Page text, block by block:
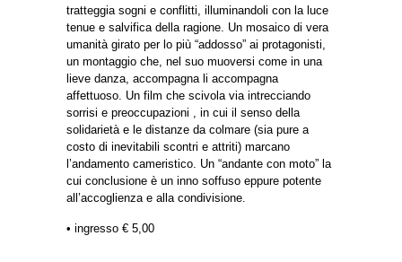
tratteggia sogni e conflitti, illuminandoli con la luce
tenue e salvifica della ragione. Un mosaico di vera
umanità girato per lo più “addosso” ai protagonisti,
un montaggio che, nel suo muoversi come in una
lieve danza, accompagna li accompagna
affettuoso. Un film che scivola via intrecciando
sorrisi e preoccupazioni , in cui il senso della
solidarietà e le distanze da colmare (sia pure a
costo di inevitabili scontri e attriti) marcano
l’andamento cameristico. Un “andante con moto” la
cui conclusione è un inno soffuso eppure potente
all’accoglienza e alla condivisione.
• ingresso € 5,00